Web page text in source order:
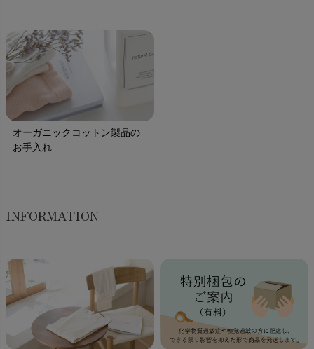
オーガニックコットン製品の
お手入れ
INFORMATION